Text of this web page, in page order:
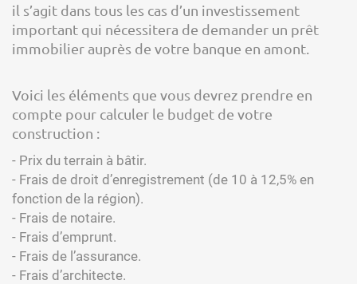
il s’agit dans tous les cas d’un investissement
important qui nécessitera de demander un prêt
immobilier auprès de votre banque en amont.
Voici les éléments que vous devrez prendre en
compte pour calculer le budget de votre
construction :
- Prix du terrain à bâtir.
- Frais de droit d’enregistrement (de 10 à 12,5% en
fonction de la région).
- Frais de notaire.
- Frais d’emprunt.
- Frais de l’assurance.
- Frais d’architecte.